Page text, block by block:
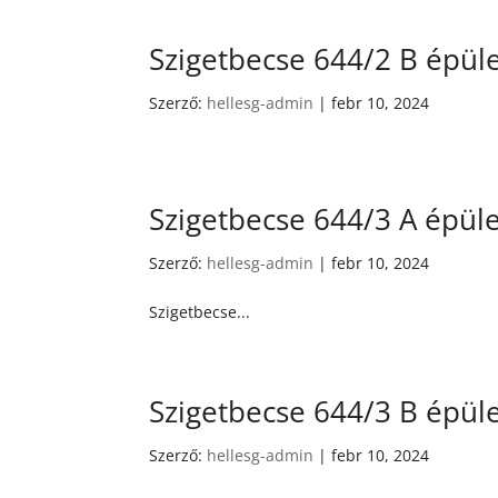
Szigetbecse 644/2 B
Szerző: hellesg-admin |febr 10, 2024
Szigetbecse 644/3 A
Szerző: hellesg-admin |febr 10, 2024
Szigetbecse...
Szigetbecse 644/3 B
Szerző: hellesg-admin |febr 10, 2024